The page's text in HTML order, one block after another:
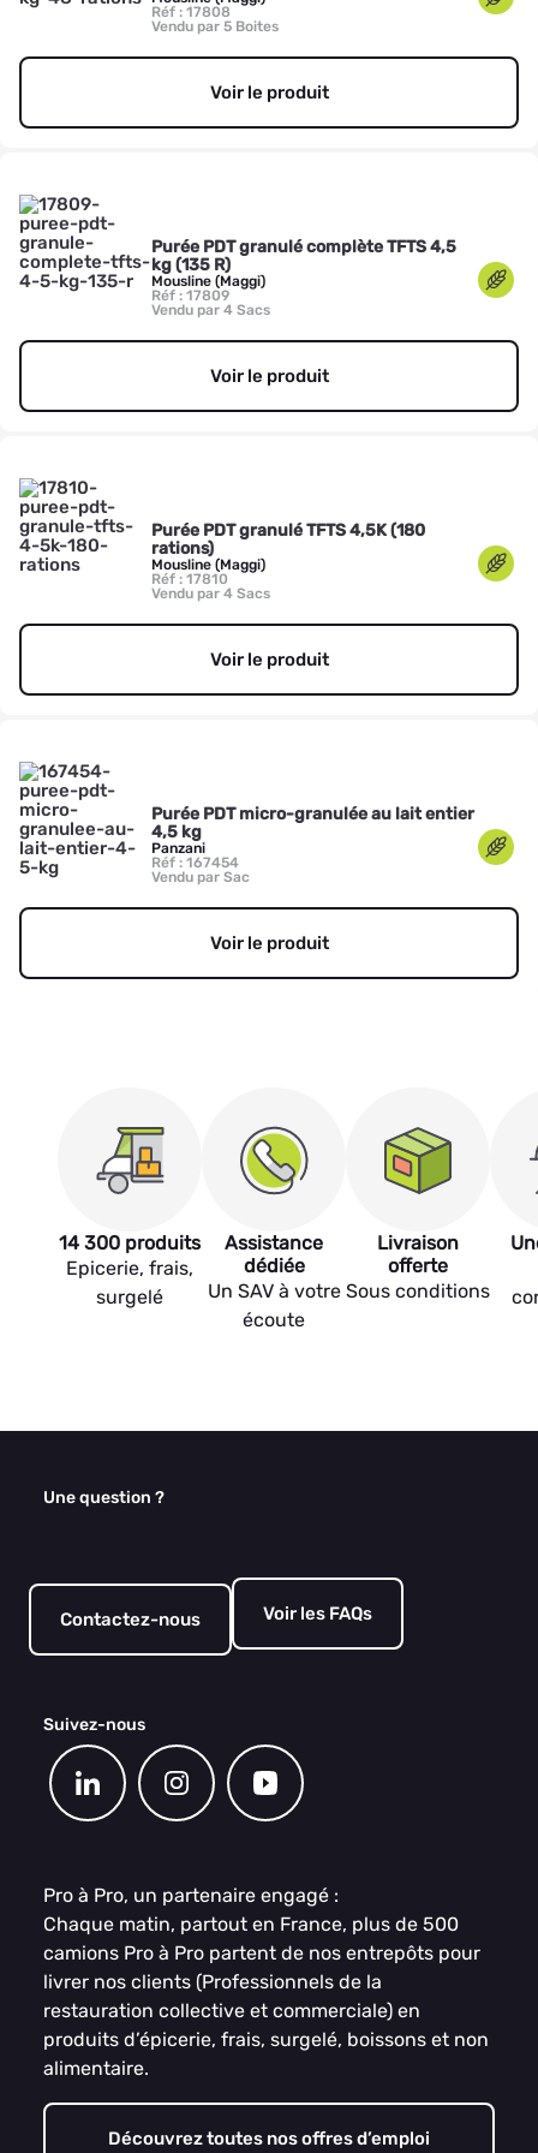
Réf : 17808
Vendu par 5 Boites
Voir le produit
Purée PDT granulé complète TFTS 4,5
kg (135 R)
Mousline (Maggi)
Réf : 17809
Vendu par 4 Sacs
Voir le produit
Purée PDT granulé TFTS 4,5K (180
rations)
Mousline (Maggi)
Réf : 17810
Vendu par 4 Sacs
Voir le produit
Purée PDT micro-granulée au lait entier
4,5 kg
Panzani
Réf : 167454
Vendu par Sac
Voir le produit
14 300 produits
Epicerie, frais,
surgelé
Assistance
dédiée
Un SAV à votre
écoute
Livraison
offerte
Sous conditions
Une question ?
Contactez-nous Voir les FAQs
Suivez-nous
Pro à Pro, un partenaire engagé :
Chaque matin, partout en France, plus de 500
camions Pro à Pro partent de nos entrepôts pour
livrer nos clients (Professionnels de la
restauration collective et commerciale) en
produits d’épicerie, frais, surgelé, boissons et non
alimentaire.
Découvrez toutes nos offres d’emploi